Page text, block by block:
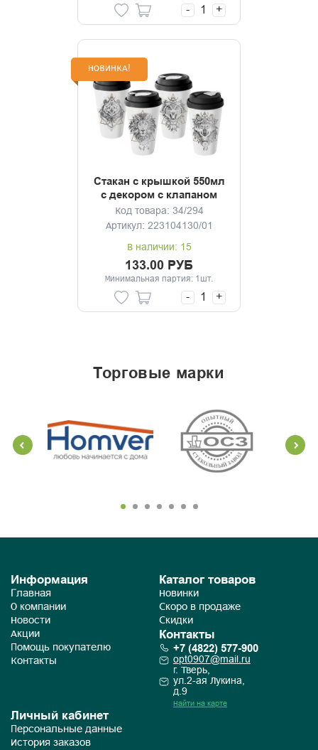
- +
НОВИНКА!
Стакан с крышкой 550мл
с декором с клапаном
Графика (черный)
Код товара: 34/294
Артикул: 223104130/01
В наличии: 15
133.00 РУБ
Минимальная партия: 1шт.
- +
торговые марки
Информация
Главная
О компании
Новости
Акции
Помощь покупателю
Контакты
Каталог товаров
Новинки
Скоро в продаже
Скидки
Контакты
+7 (4822) 577-900
opt0907@mail.ru
г. Тверь,
ул.2-ая Лукина,
д.9
Найти на карте
Личный кабинет
Персональные данные
История заказов